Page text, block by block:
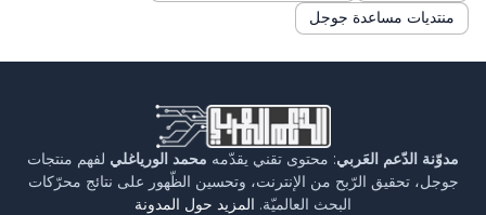
منتديات مساعدة جوجل
مدوّنة الدّعم العَربي: محتوى تقني يقدّمه محمد الورياغلي لفهم منتجات
جوجل، تحقيق الرّبح من الإنترنت، وتحسين الظّهور على نتائج محرّكات
البحث العالميّة. المزيد حول المدونة